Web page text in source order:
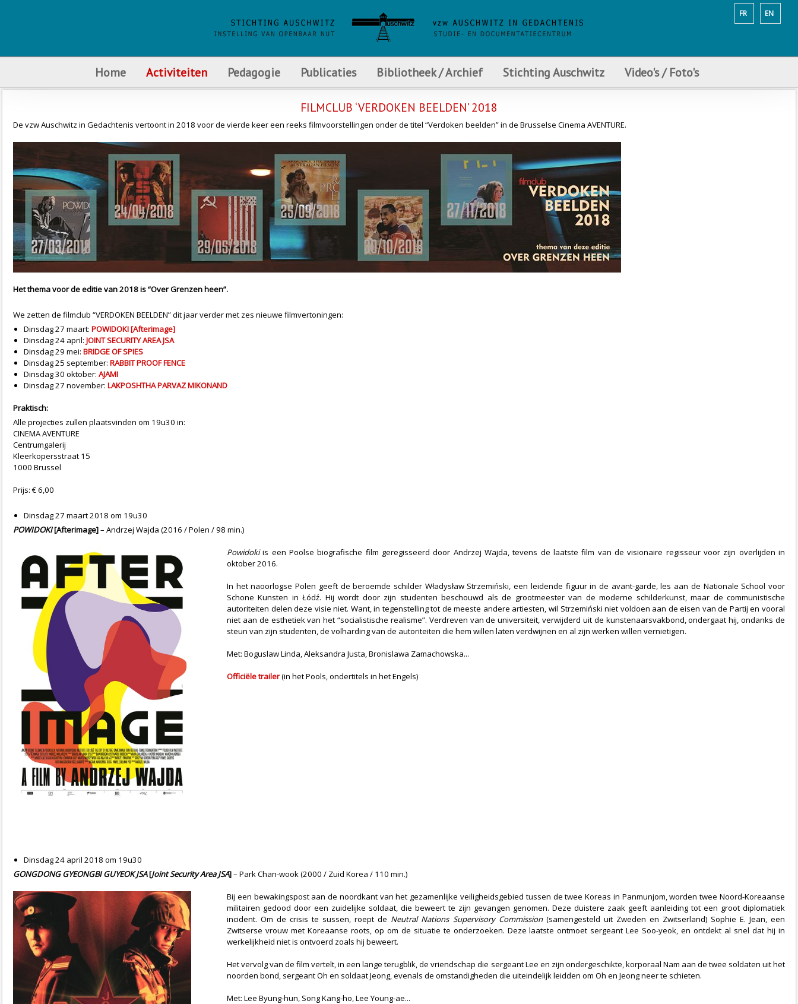
EN
FR
Home Activiteiten Pedagogie Publicaties Bibliotheek / Archief Stichting Auschwitz Video's / Foto's
FILMCLUB ‘VERDOKEN BEELDEN’ 2018
De vzw Auschwitz in Gedachtenis vertoont in 2018 voor de vierde keer een reeks filmvoorstellingen onder de titel “Verdoken beelden” in de Brusselse Cinema AVENTURE.
Het thema voor de editie van 2018 is “Over Grenzen heen”.
We zetten de filmclub “VERDOKEN BEELDEN” dit jaar verder met zes nieuwe filmvertoningen:
Dinsdag 27 maart: POWIDOKI [Afterimage]
Dinsdag 24 april: JOINT SECURITY AREA JSA
Dinsdag 29 mei: BRIDGE OF SPIES
Dinsdag 25 september: RABBIT PROOF FENCE
Dinsdag 30 oktober: AJAMI
Dinsdag 27 november: LAKPOSHTHA PARVAZ MIKONAND
Praktisch:
Alle projecties zullen plaatsvinden om 19u30 in:
CINEMA AVENTURE
Centrumgalerij
Kleerkopersstraat 15
1000 Brussel
Prijs: € 6,00
Dinsdag 27 maart 2018 om 19u30
POWIDOKI[Afterimage]– Andrzej Wajda (2016 / Polen / 98 min.)
Powidokiis een Poolse biografische film geregisseerd door Andrzej Wajda, tevens de laatste film van de visionaire regisseur voor zijn overlijden in
oktober 2016.
In het naoorlogse Polen geeft de beroemde schilder Władysław Strzemiński, een leidende figuur in de avant-garde, les aan de Nationale School voor
Schone Kunsten in Łódź. Hij wordt door zijn studenten beschouwd als de grootmeester van de moderne schilderkunst, maar de communistische
autoriteiten delen deze visie niet. Want, in tegenstelling tot de meeste andere artiesten, wil Strzemiński niet voldoen aan de eisen van de Partij en vooral
niet aan de esthetiek van het “socialistische realisme”. Verdreven van de universiteit, verwijderd uit de kunstenaarsvakbond, ondergaat hij, ondanks de
steun van zijn studenten, de volharding van de autoriteiten die hem willen laten verdwijnen en al zijn werken willen vernietigen.
Met: Boguslaw Linda, Aleksandra Justa, Bronislawa Zamachowska...
Officiële trailer(in het Pools, ondertitels in het Engels)
Dinsdag 24 april 2018 om 19u30
GONGDONG GYEONGBI GUYEOK JSA[Joint Security Area JSA]– Park Chan-wook (2000 / Zuid Korea / 110 min.)
Bij een bewakingspost aan de noordkant van het gezamenlijke veiligheidsgebied tussen de twee Koreas in Panmunjom, worden twee Noord-Koreaanse
militairen gedood door een zuidelijke soldaat, die beweert te zijn gevangen genomen. Deze duistere zaak geeft aanleiding tot een groot diplomatiek
incident. Om de crisis te sussen, roept de Neutral Nations Supervisory Commission(samengesteld uit Zweden en Zwitserland) Sophie E. Jean, een
Zwitserse vrouw met Koreaanse roots, op om de situatie te onderzoeken. Deze laatste ontmoet sergeant Lee Soo-yeok, en ontdekt al snel dat hij in
werkelijkheid niet is ontvoerd zoals hij beweert.
Het vervolg van de film vertelt, in een lange terugblik, de vriendschap die sergeant Lee en zijn ondergeschikte, korporaal Nam aan de twee soldaten uit het
noorden bond, sergeant Oh en soldaat Jeong, evenals de omstandigheden die uiteindelijk leidden om Oh en Jeong neer te schieten.
Met: Lee Byung-hun, Song Kang-ho, Lee Young-ae...